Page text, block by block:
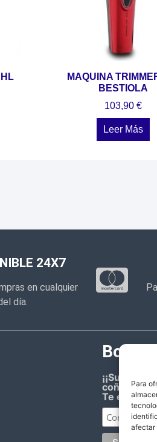
Para
afectar
MAQUINA
BESTIOLA
103,90€
Leer Más
24X7
en cualquier
día.
coñazo.!!
Te